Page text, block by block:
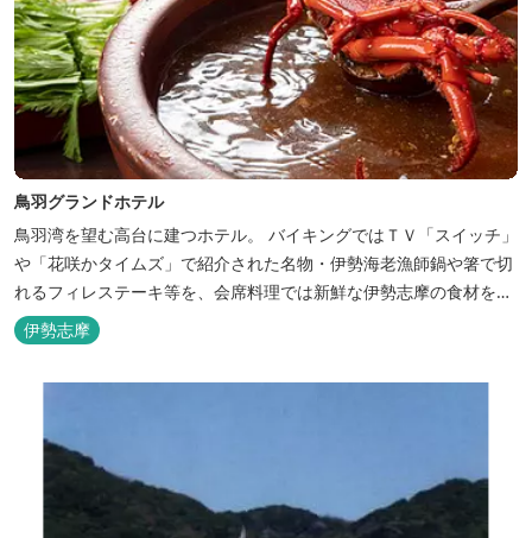
鳥羽グランドホテル
鳥羽湾を望む高台に建つホテル。 バイキングではＴＶ「スイッチ」
や「花咲かタイムズ」で紹介された名物・伊勢海老漁師鍋や箸で切
れるフィレステーキ等を、会席料理では新鮮な伊勢志摩の食材をお
楽しみいただけます。
伊勢志摩